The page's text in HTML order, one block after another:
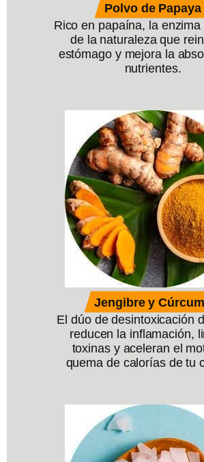
Polvo de Papaya
Rico en papaína, la enzima
de la naturaleza que
estómago y mejora la
nutrientes.
Jengibre y
El dúo de desintoxicación
reducen la inflamación,
toxinas y aceleran el
quema de calorías de tu